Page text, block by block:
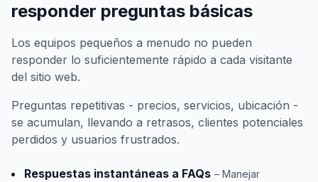
responder preguntas básicas
Los equipos pequeños a menudo no pueden
responder lo suficientemente rápido a cada visitante
del sitio web.
Preguntas repetitivas - precios, servicios, ubicación -
se acumulan, llevando a retrasos, clientes potenciales
perdidos y usuarios frustrados.
Respuestas instantáneas a FAQs – Manejar